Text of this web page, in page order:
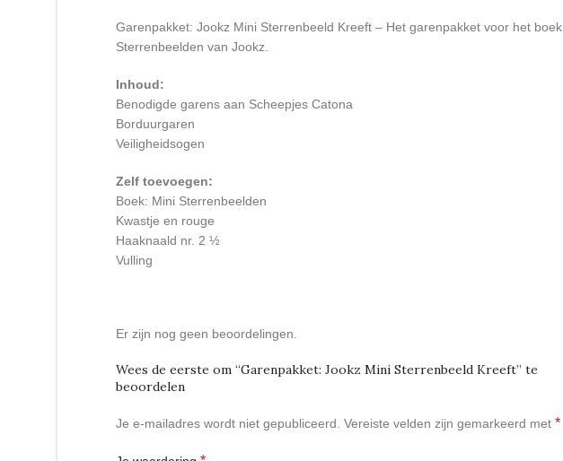
Garenpakket: Jookz Mini Sterrenbeeld Kreeft – Het garenpakket voor het boek
Sterrenbeelden van Jookz.
Inhoud:
Benodigde garens aan Scheepjes Catona
Borduurgaren
Veiligheidsogen
Zelf toevoegen:
Boek: Mini Sterrenbeelden
Kwastje en rouge
Haaknaald nr. 2 ½
Vulling
Er zijn nog geen beoordelingen.
Wees de eerste om “Garenpakket: Jookz Mini Sterrenbeeld Kreeft” te
beoordelen
Je e-mailadres wordt niet gepubliceerd. Vereiste velden zijn gemarkeerd met *